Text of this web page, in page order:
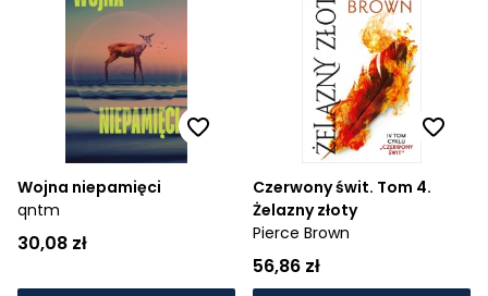
Wojna niepamięci
qntm
30,08 zł
Czerwony świt. Tom 4.
Żelazny złoty
Pierce Brown
56,86 zł